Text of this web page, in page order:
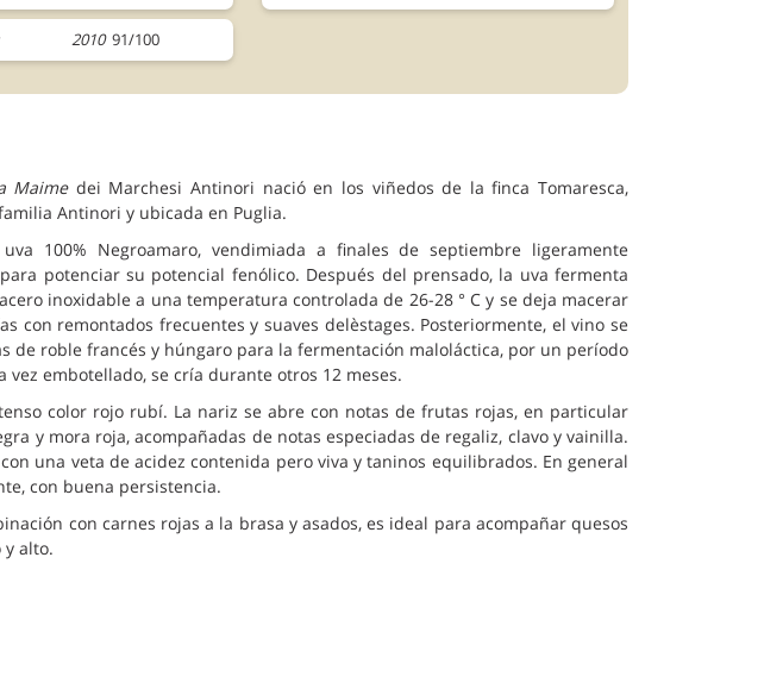
2010 91/100
Maimedei Marchesi Antinori nació en los viñedos de la finca Tomaresca,
Antinori y ubicada en Puglia.
100% Negroamaro, vendimiada a finales de septiembre ligeramente
potenciar su potencial fenólico. Después del prensado, la uva fermenta
inoxidable a una temperatura controlada de 26-28 ° C y se deja macerar
con remontados frecuentes y suaves delèstages. Posteriormente, el vino se
de roble francés y húngaro para la fermentación maloláctica, por un período
vez embotellado, se cría durante otros 12 meses.
color rojo rubí. La nariz se abre con notas de frutas rojas, en particular
y mora roja, acompañadas de notas especiadas de regaliz, clavo y vainilla.
con una veta de acidez contenida pero viva y taninos equilibrados. En general
con buena persistencia.
con carnes rojas a la brasa y asados, es ideal para acompañar quesos
alto.